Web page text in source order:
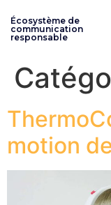
Écosystème de
communication
responsable
motion